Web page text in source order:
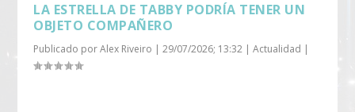
LA ESTRELLA DE TABBY PODRÍA TENER UN
OBJETO COMPAÑERO
Publicado porAlex Riveiro |29/07/2026; 13:32 |Actualidad |